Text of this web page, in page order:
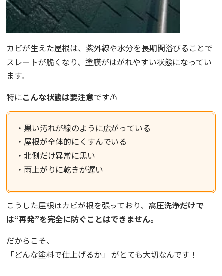
カビが生えた屋根は、紫外線や水分を長期間浴びることで
スレートが脆くなり、塗膜がはがれやすい状態になってい
ます。
特にこんな状態は要注意です⚠️
・黒い汚れが線のように広がっている
・屋根が全体的にくすんでいる
・北側だけ異常に黒い
・雨上がりに乾きが遅い
こうした屋根はカビが根を張っており、 高圧洗浄だけで
は“再発”を完全に防ぐことはできません。
だからこそ、
「どんな塗料で仕上げるか」 がとても大切なんです！